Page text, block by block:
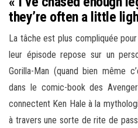
they’re often a little
La tâche est plus compliquée
leur épisode repose sur un
Gorilla-Man (quand bien même
dans le comic-book des
connectent Ken Hale à la
à travers une sorte de rite de